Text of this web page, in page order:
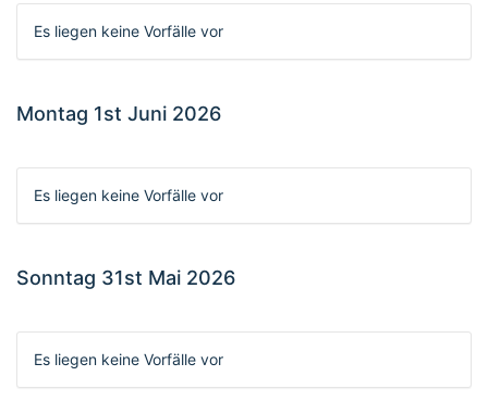
Es liegen keine Vorfälle vor
Montag 1st Juni 2026
Es liegen keine Vorfälle vor
Sonntag 31st Mai 2026
Es liegen keine Vorfälle vor